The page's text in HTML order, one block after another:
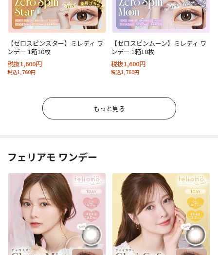
【ゼロスピンスター】ミレディ ワ
ンデー 1箱10枚
税抜1,600円
税込1,760円
【ゼロスピンムーン】ミレディ ワ
ンデー 1箱10枚
税抜1,600円
税込1,760円
もっと見る
フェリアモ ワンデー